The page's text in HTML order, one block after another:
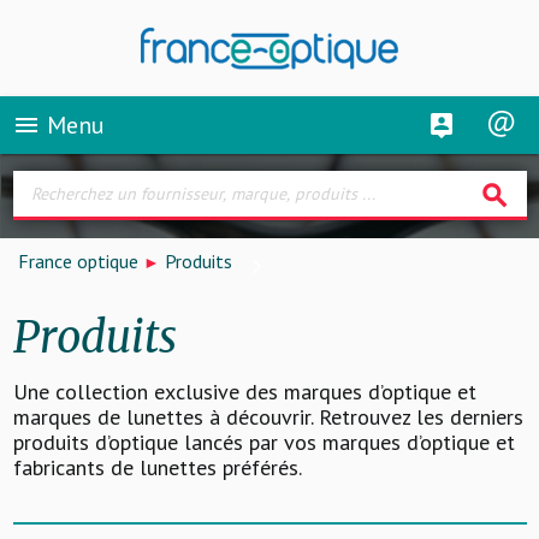
menu Menu
search
France optique Produits
Produits
Une collection exclusive des marques d’optique et
marques de lunettes à découvrir. Retrouvez les derniers
produits d’optique lancés par vos marques d’optique et
fabricants de lunettes préférés.